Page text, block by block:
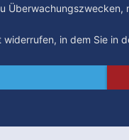
in dem Sie in